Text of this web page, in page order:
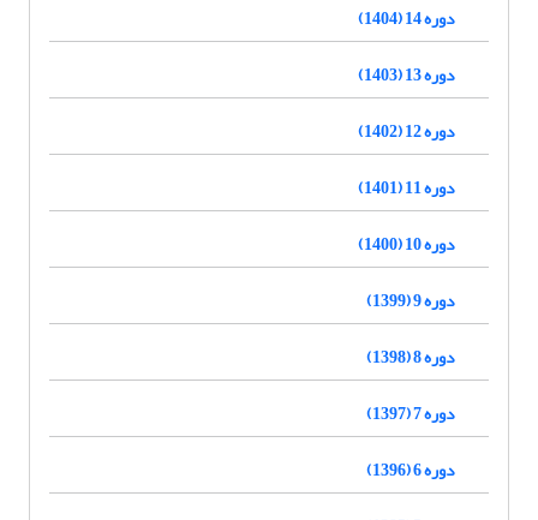
دوره 14 (1404)
دوره 13 (1403)
دوره 12 (1402)
دوره 11 (1401)
دوره 10 (1400)
دوره 9 (1399)
دوره 8 (1398)
دوره 7 (1397)
دوره 6 (1396)